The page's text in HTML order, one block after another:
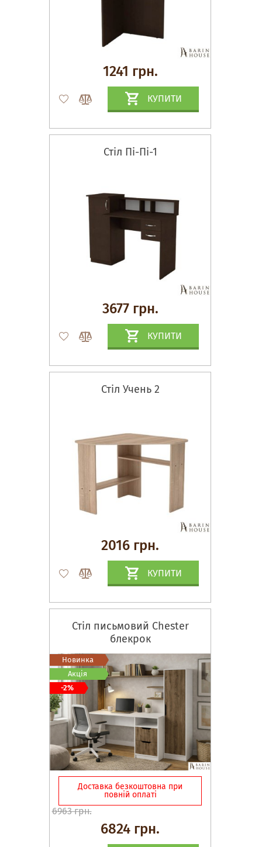
1241 грн.
КУПИТИ
Стіл Пі-Пі-1
3677 грн.
КУПИТИ
Стіл Учень 2
2016 грн.
КУПИТИ
Стіл письмовий Chester
блекрок
Доставка безкоштовна при
повній оплаті
6963 грн.
6824 грн.
Новинка
Акція
-2%